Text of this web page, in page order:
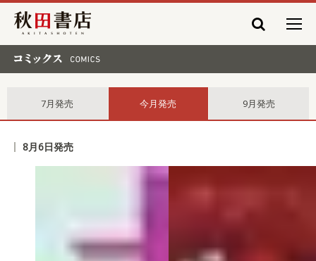
秋田書店
7月発売 今月発売 9月発売
8月6日発売